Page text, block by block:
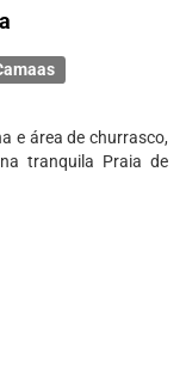
e área de churrasco,
tranquila Praia de